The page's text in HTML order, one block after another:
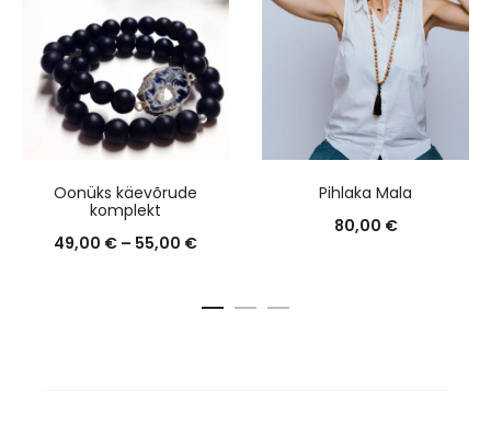
Oonüks käevõrude
komplekt
49,00 € – 55,00 €
Pihlaka Mala
80,00 €